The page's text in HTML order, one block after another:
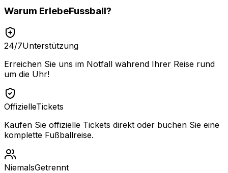
Warum ErlebeFussball?
24/7Unterstützung
Erreichen Sie uns im Notfall während Ihrer Reise rund
um die Uhr!
OffizielleTickets
Kaufen Sie offizielle Tickets direkt oder buchen Sie eine
komplette Fußballreise.
NiemalsGetrennt